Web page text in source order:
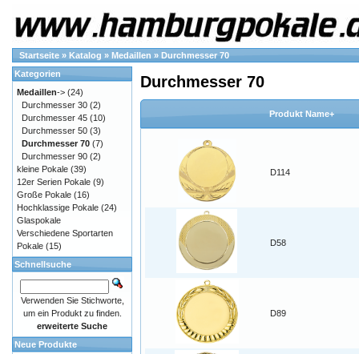
Startseite » Katalog » Medaillen » Durchmesser 70
Durchmesser 70
Produkt Name+
D114
D58
D89
Kategorien
Medaillen-> (24)
Durchmesser 30 (2)
Durchmesser 45 (10)
Durchmesser 50 (3)
Durchmesser 70 (7)
Durchmesser 90 (2)
kleine Pokale (39)
12er Serien Pokale (9)
Große Pokale (16)
Hochklassige Pokale (24)
Glaspokale
Verschiedene Sportarten
Pokale (15)
Schnellsuche
Verwenden Sie Stichworte,
um ein Produkt zu finden.
erweiterte Suche
Neue Produkte